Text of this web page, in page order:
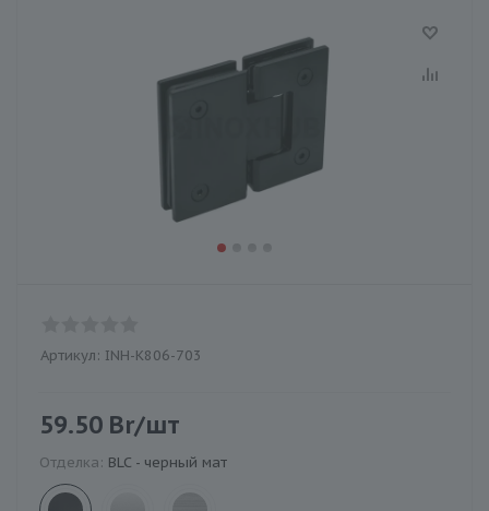
Артикул: INH-K806-703
59.50 Br/шт
Отделка: BLC - черный мат